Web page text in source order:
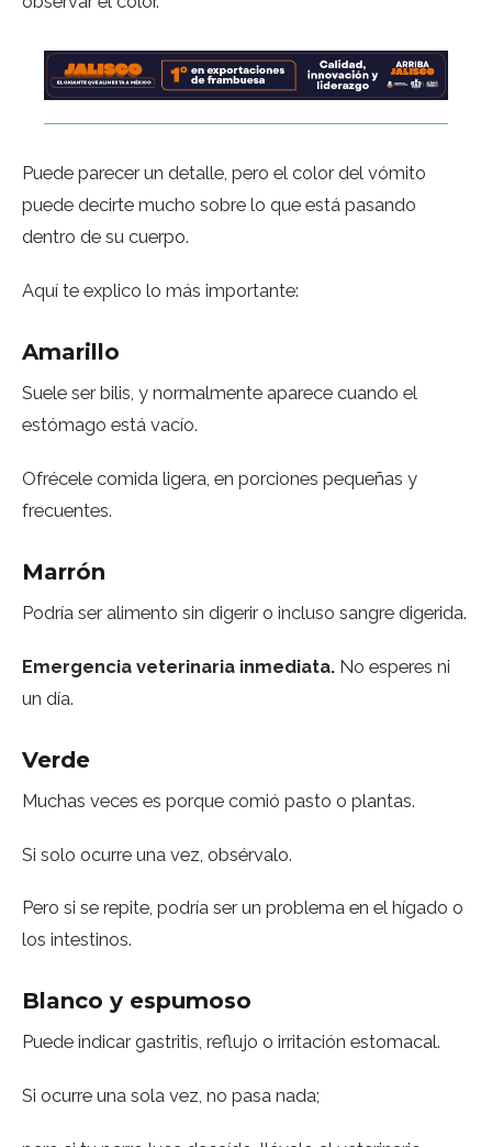
Puede parecer un detalle, pero el color del vómito
puede decirte mucho sobre lo que está pasando
dentro de su cuerpo.
Aquí te explico lo más importante:
Amarillo
Suele ser bilis, y normalmente aparece cuando el
estómago está vacío.
Ofrécele comida ligera, en porciones pequeñas y
frecuentes.
Marrón
Podría ser alimento sin digerir o incluso sangre digerida.
Emergencia veterinaria inmediata. No esperes ni
un día.
Verde
Muchas veces es porque comió pasto o plantas.
Si solo ocurre una vez, obsérvalo.
Pero si se repite, podría ser un problema en el hígado o
los intestinos.
Blanco y espumoso
Puede indicar gastritis, reflujo o irritación estomacal.
Si ocurre una sola vez, no pasa nada;